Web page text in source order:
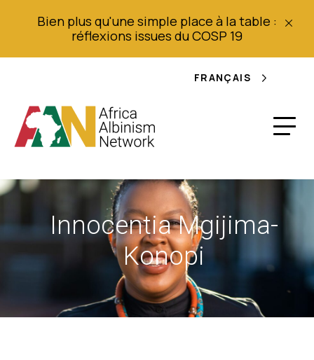
Bien plus qu'une simple place à la table :
réflexions issues du COSP 19
FRANÇAIS
Innocentia Mgijima-
Konopi